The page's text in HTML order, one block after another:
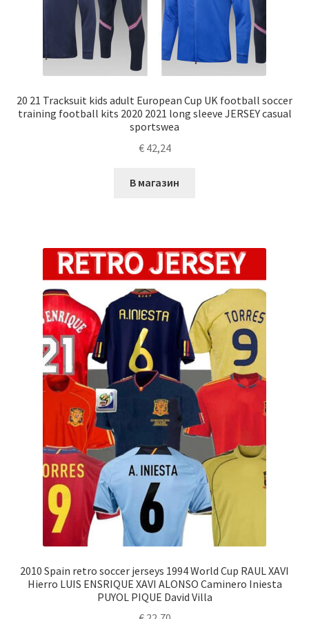
20 21 Tracksuit kids adult European Cup UK football soccer
training football kits 2020 2021 long sleeve JERSEY casual
sportswea
€42,24
В магазин
2010 Spain retro soccer jerseys 1994 World Cup RAUL XAVI
Hierro LUIS ENSRIQUE XAVI ALONSO Caminero Iniesta
PUYOL PIQUE David Villa